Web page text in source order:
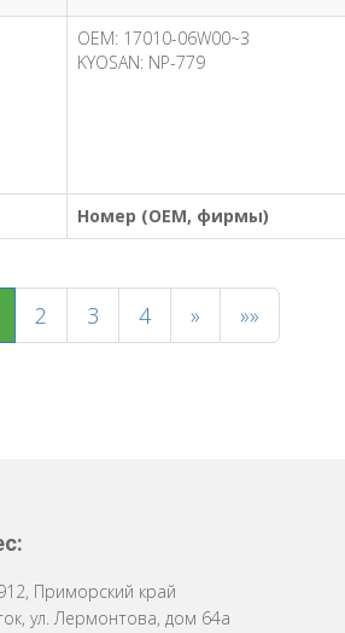
Номер (OEM, фирмы)
OEM: 17010-06W00~3
KYOSAN: NP-779
2 3 4 » »»
, Приморский край
, ул. Лермонтова, дом 64a